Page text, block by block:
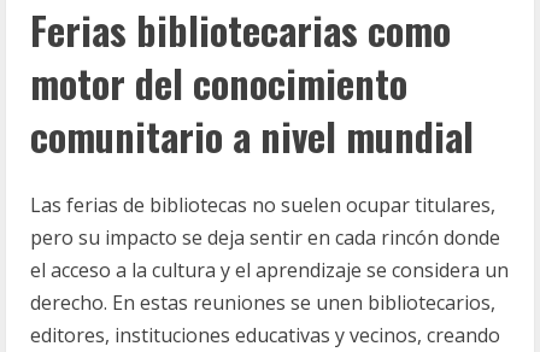
Ferias bibliotecarias como
motor del conocimiento
comunitario a nivel mundial
Las ferias de bibliotecas no suelen ocupar titulares,
pero su impacto se deja sentir en cada rincón donde
el acceso a la cultura y el aprendizaje se considera un
derecho. En estas reuniones se unen bibliotecarios,
editores, instituciones educativas y vecinos, creando